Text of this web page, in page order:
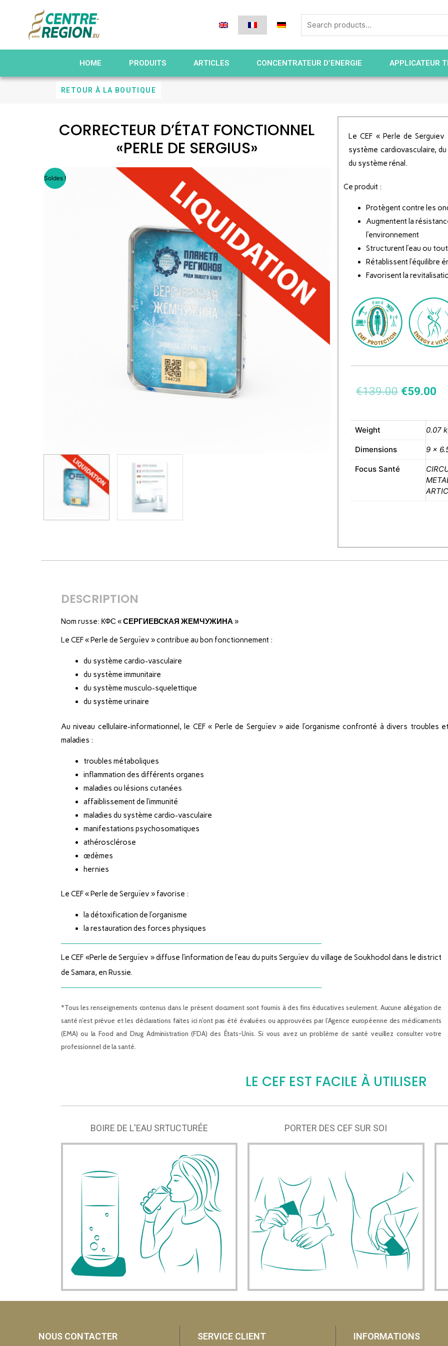
HOME PRODUITS ARTICLES CONCENTRATEUR D’ENERGIE APPLICATEUR
RETOUR À LA BOUTIQUE
CORRECTEUR D’ÉTAT FONCTIONNEL
«PERLE DE SERGIUS»
Soldes !
Le CEF « Perle de
système cardiovasculaire,
du système rénal.
Ce produit :
Protègent contre les
Augmentent la
l’environnement
Structurent l’eau ou
Rétablissent l’équilibre
Favorisent la
€139.00 €59.00
Weight 0.07
Dimensions 9 ×
Focus Santé
DESCRIPTION
Nom russe: КФС «СЕРГИЕВСКАЯ ЖЕМЧУЖИНА»
Le CEF « Perle de Serguïev » contribue au bon fonctionnement :
du système cardio-vasculaire
du système immunitaire
du système musculo-squelettique
du système urinaire
Au niveau cellulaire-informationnel, le CEF « Perle de Serguïev » aide l’organisme confronté à divers troubles
maladies :
troubles métaboliques
inflammation des différents organes
maladies ou lésions cutanées
affaiblissement de l’immunité
maladies du système cardio-vasculaire
manifestations psychosomatiques
athérosclérose
œdèmes
hernies
Le CEF « Perle de Serguïev » favorise :
la détoxification de l’organisme
la restauration des forces physiques
Le CEF «Perle de Serguïev » diffuse l’information de l’eau du puits Serguïev du village de Soukhodol dans le district
de Samara, en Russie.
*Tous les renseignements contenus dans le présent document sont fournis à des fins éducatives seulement. Aucune allégation de
santé n’est prévue et les déclarations faites ici n’ont pas été évaluées ou approuvées par l’Agence européenne des médicaments
(EMA) ou la Food and Drug Administration (FDA) des États-Unis. Si vous avez un problème de santé veuillez consulter votre
professionnel de la santé.
LE CEF EST FACILE À UTILISER
BOIRE DE L'EAU SRTUCTURÉE PORTER DES CEF SUR SOI
NOUS CONTACTER SERVICE CLIENT INFORMATIONS